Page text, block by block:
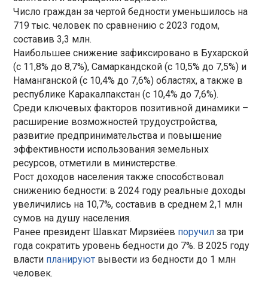
Число граждан за чертой бедности уменьшилось на
719 тыс. человек по сравнению с 2023 годом,
составив 3,3 млн.
Наибольшее снижение зафиксировано в Бухарской
(с 11,8% до 8,7%), Самаркандской (с 10,5% до 7,5%) и
Наманганской (с 10,4% до 7,6%) областях, а также в
республике Каракалпакстан (с 10,4% до 7,6%).
Среди ключевых факторов позитивной динамики –
расширение возможностей трудоустройства,
развитие предпринимательства и повышение
эффективности использования земельных
ресурсов, отметили в министерстве.
Рост доходов населения также способствовал
снижению бедности: в 2024 году реальные доходы
увеличились на 10,7%, составив в среднем 2,1 млн
сумов на душу населения.
Ранее президент Шавкат Мирзиёев поручилза три
года сократить уровень бедности до 7%. В 2025 году
власти планируют вывести из бедности до 1 млн
человек.